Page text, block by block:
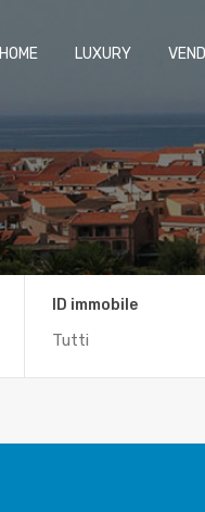
HOME LUXURY
ID immobile